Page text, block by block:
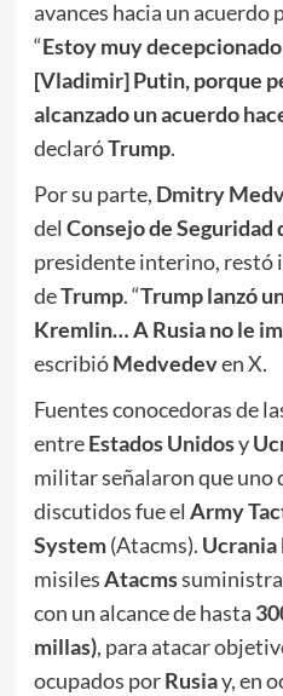
avances hacia un acuerdo
“Estoy muy
[Vladimir] Putin, porque
alcanzado un acuerdo
declaróTrump.
Por su parte, Dmitry
del Consejo de Seguridad
presidente interino, restó
deTrump. “Trump lanzó
Kremlin… A Rusia no le
escribióMedvedeven X.
Fuentes conocedoras de
entreEstados Unidosy
militar señalaron que uno
discutidos fue el Army
System(Atacms). Ucrania
misilesAtacms
con un alcance de hasta
millas), para atacar
ocupados porRusiay, en